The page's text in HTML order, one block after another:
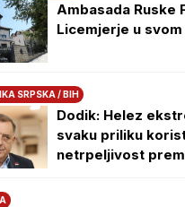
Ambasada Ruske
Licemjerje u
SRPSKA / BIH
Dodik: Helez
svaku priliku
netrpeljivost